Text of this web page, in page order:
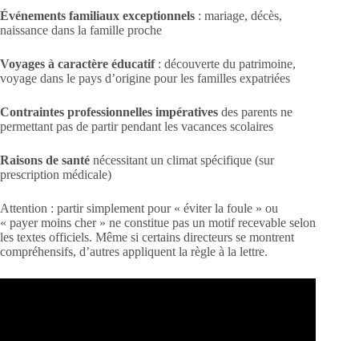
Événements familiaux exceptionnels : mariage, décès,
naissance dans la famille proche
Voyages à caractère éducatif: découverte du patrimoine,
voyage dans le pays d’origine pour les familles expatriées
Contraintes professionnelles impératives des parents ne
permettant pas de partir pendant les vacances scolaires
Raisons de santé nécessitant un climat spécifique (sur
prescription médicale)
Attention : partir simplement pour « éviter la foule » ou
« payer moins cher » ne constitue pas un motif recevable selon
les textes officiels. Même si certains directeurs se montrent
compréhensifs, d’autres appliquent la règle à la lettre.